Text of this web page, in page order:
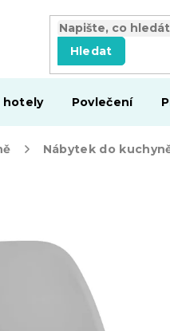
Hledat
hotely Povlečení
Nábytek do